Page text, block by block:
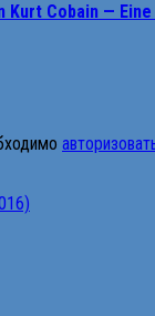
Kurt Cobain —